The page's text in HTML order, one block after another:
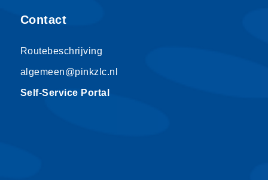
Contact
Routebeschrijving
algemeen@pinkzlc.nl
Self-Service Portal